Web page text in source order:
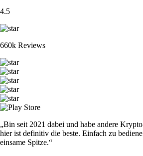
4.5
660k Reviews
„Bin seit 2021 dabei und habe andere
hier ist definitiv die beste. Einfach zu
einsame Spitze.“